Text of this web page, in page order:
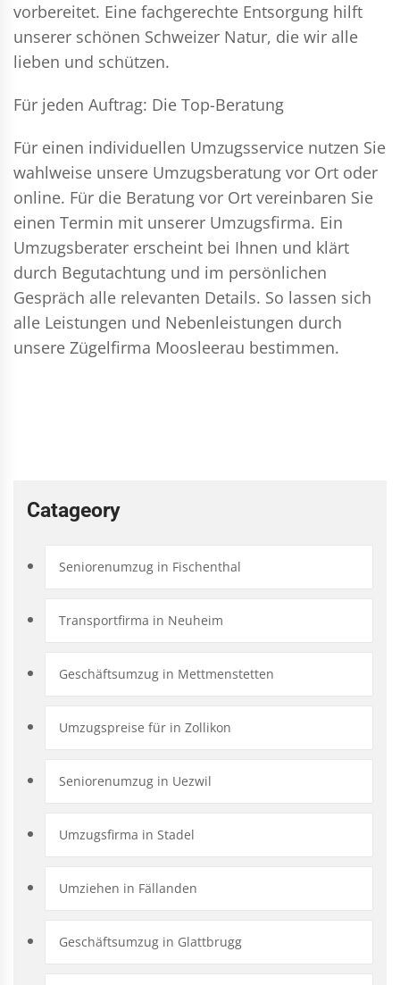
vorbereitet. Eine fachgerechte Entsorgung hilft
unserer schönen Schweizer Natur, die wir alle
lieben und schützen.
Für jeden Auftrag: Die Top-Beratung
Für einen individuellen Umzugsservice nutzen Sie
wahlweise unsere Umzugsberatung vor Ort oder
online. Für die Beratung vor Ort vereinbaren Sie
einen Termin mit unserer Umzugsfirma. Ein
Umzugsberater erscheint bei Ihnen und klärt
durch Begutachtung und im persönlichen
Gespräch alle relevanten Details. So lassen sich
alle Leistungen und Nebenleistungen durch
unsere Zügelfirma Moosleerau bestimmen.
Catageory
Seniorenumzug in Fischenthal
Transportfirma in Neuheim
Geschäftsumzug in Mettmenstetten
Umzugspreise für in Zollikon
Seniorenumzug in Uezwil
Umzugsfirma in Stadel
Umziehen in Fällanden
Geschäftsumzug in Glattbrugg